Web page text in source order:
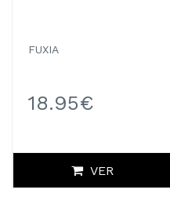
FUXIA
18.95€
VER